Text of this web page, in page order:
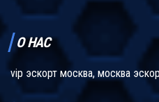
О НАС
vip эскорт москва, москва